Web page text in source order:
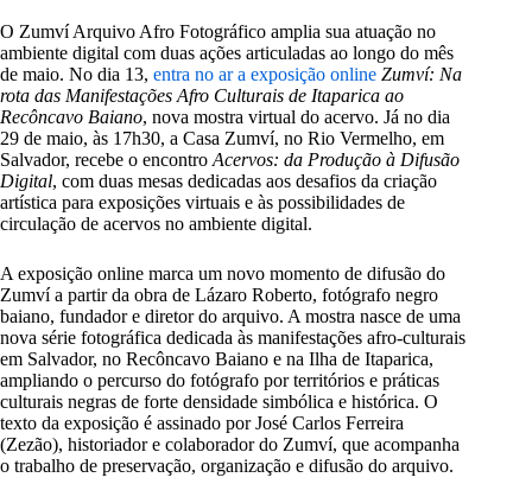
O Zumví Arquivo Afro Fotográfico amplia sua atuação no
ambiente digital com duas ações articuladas ao longo do mês
de maio. No dia 13, entra no ar a exposição online Zumví: Na
rota das Manifestações Afro Culturais de Itaparica ao
Recôncavo Baiano, nova mostra virtual do acervo. Já no dia
29 de maio, às 17h30, a Casa Zumví, no Rio Vermelho, em
Salvador, recebe o encontro Acervos: da Produção à Difusão
Digital, com duas mesas dedicadas aos desafios da criação
artística para exposições virtuais e às possibilidades de
circulação de acervos no ambiente digital.
A exposição online marca um novo momento de difusão do
Zumví a partir da obra de Lázaro Roberto, fotógrafo negro
baiano, fundador e diretor do arquivo. A mostra nasce de uma
nova série fotográfica dedicada às manifestações afro-culturais
em Salvador, no Recôncavo Baiano e na Ilha de Itaparica,
ampliando o percurso do fotógrafo por territórios e práticas
culturais negras de forte densidade simbólica e histórica. O
texto da exposição é assinado por José Carlos Ferreira
(Zezão), historiador e colaborador do Zumví, que acompanha
o trabalho de preservação, organização e difusão do arquivo.